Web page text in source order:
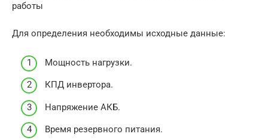
работы
Для определения необходимы исходные данные:
Мощность нагрузки.
КПД инвертора.
Напряжение АКБ.
Время резервного питания.